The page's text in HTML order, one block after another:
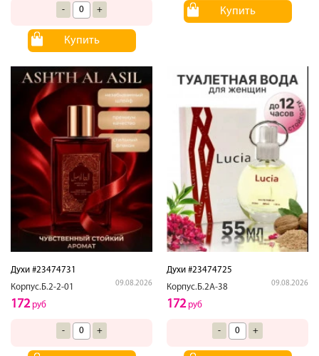
- +
Купить
Купить
Духи #23474731
Корпус.Б.2-2-01
09.08.2026
172руб
- +
Духи #23474725
Корпус.Б.2А-38
09.08.2026
172руб
- +